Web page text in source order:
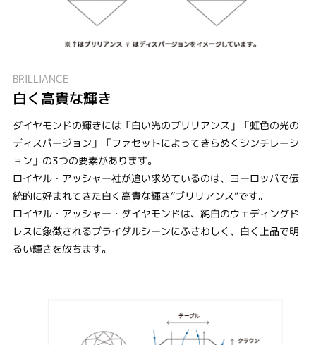
BRILLIANCE
白く高貴な輝き
ダイヤモンドの輝きには「白い光のブリリアンス」「虹色の光の
ディスパージョン」「ファセットによってきらめくシンチレーシ
ョン」の3つの要素があります。
ロイヤル・アッシャー社が追い求めているのは、ヨーロッパで伝
統的に好まれてきた白く高貴な輝き”ブリリアンス”です。
ロイヤル・アッシャー・ダイヤモンドは、純白のウェディングド
レスに象徴されるブライダルシーンにふさわしく、白く上品で明
るい輝きを放ちます。